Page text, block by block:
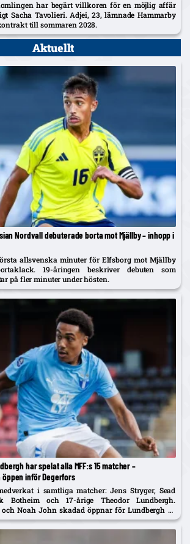
har begärt villkoren för en möjlig affär
Sacha Tavolieri. Adjei, 23, lämnade Hammarby
till sommaren 2028.
Aktuellt
Nordvall debuterade borta mot Mjällby – inhopp i
allsvenska minuter för Elfsborg mot Mjällby
19-åringen beskriver debuten som
på fler minuter under hösten.
har spelat alla MFF:s 15 matcher –
inför Degerfors
i samtliga matcher: Jens Stryger, Sead
Botheim och 17-årige Theodor Lundbergh.
Noah John skadad öppnar för Lundbergh vs